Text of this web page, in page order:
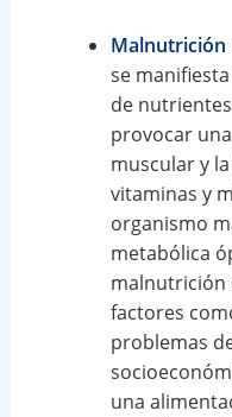
Malnutrición
se
de
provocar
muscular y
vitaminas y
organismo
metabólica
malnutrición
factores
problemas
una